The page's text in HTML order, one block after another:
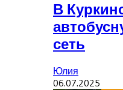
В
сеть
Юлия
06.07.2025